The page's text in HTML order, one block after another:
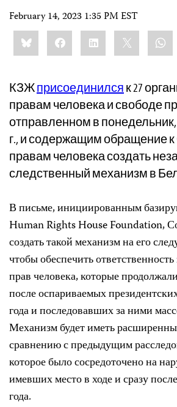
February 14, 2023 1:35 PM EST
Share
this:BlueskyFacebookLinkedIn
КЗЖприсоединился к 27
правам человека и свободе
отправленном в понедельник,
г., и содержащим обращение
правам человека создать
следственный механизм в
В письме, инициированным
Human Rights House Foundation,
создать такой механизм на его
чтобы обеспечить
прав человека, которые
после оспариваемых
года и последовавших за ними
Механизм будет иметь
сравнению с предыдущим
которое было сосредоточено на
имевших место в ходе и сразу
года.